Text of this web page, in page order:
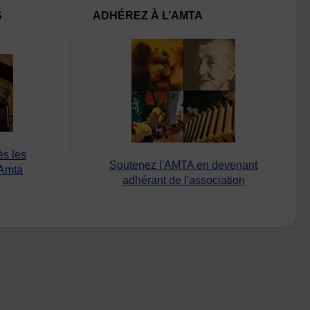
les
ADHÉREZ À L’AMTA
Soutenez l'AMTA en devenant
adhérant de l'association